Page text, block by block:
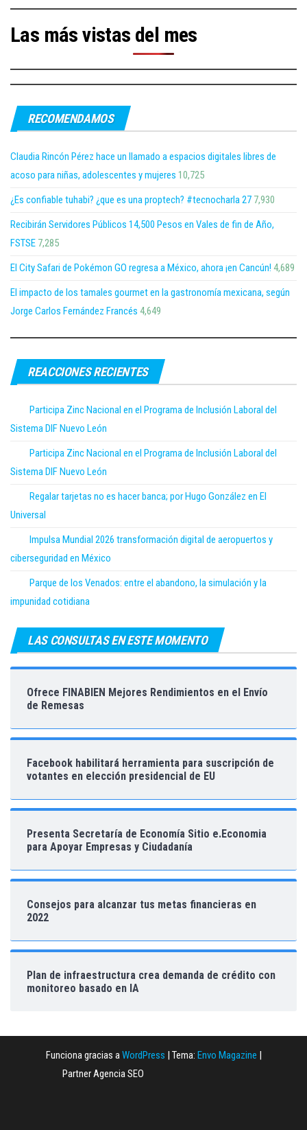
Las más vistas del mes
RECOMENDAMOS
Claudia Rincón Pérez hace un llamado a espacios digitales libres de
acoso para niñas, adolescentes y mujeres 10,725
¿Es confiable tuhabi? ¿que es una proptech? #tecnocharla 27 7,930
Recibirán Servidores Públicos 14,500 Pesos en Vales de fin de Año,
FSTSE 7,285
El City Safari de Pokémon GO regresa a México, ahora ¡en Cancún! 4,689
El impacto de los tamales gourmet en la gastronomía mexicana, según
Jorge Carlos Fernández Francés 4,649
REACCIONES RECIENTES
Participa Zinc Nacional en el Programa de Inclusión Laboral del
Sistema DIF Nuevo León
Participa Zinc Nacional en el Programa de Inclusión Laboral del
Sistema DIF Nuevo León
Regalar tarjetas no es hacer banca; por Hugo González en El
Universal
Impulsa Mundial 2026 transformación digital de aeropuertos y
ciberseguridad en México
Parque de los Venados: entre el abandono, la simulación y la
impunidad cotidiana
LAS CONSULTAS EN ESTE MOMENTO
Ofrece FINABIEN Mejores Rendimientos en el Envío
de Remesas
Facebook habilitará herramienta para suscripción de
votantes en elección presidencial de EU
Presenta Secretaría de Economía Sitio e.Economia
para Apoyar Empresas y Ciudadanía
Consejos para alcanzar tus metas financieras en
2022
Plan de infraestructura crea demanda de crédito con
monitoreo basado en IA
Funciona gracias aWordPress Tema: Envo Magazine
Partner Agencia SEO